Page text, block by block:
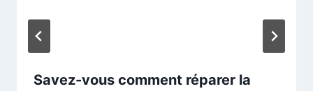
Savez-vous comment réparer la